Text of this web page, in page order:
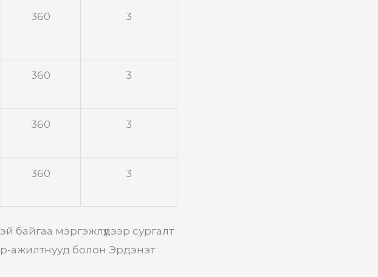
360 3
360 3
360 3
360 3
байгаа мэргэжлүүдээр сургалт
ажилтнууд болон Эрдэнэт